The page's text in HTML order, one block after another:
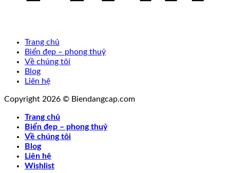
Trang chủ
Biển đẹp – phong thuỷ
Về chúng tôi
Blog
Liên hệ
Copyright 2026 © Biendangcap.com
Trang chủ
Biển đẹp – phong thuỷ
Về chúng tôi
Blog
Liên hệ
Wishlist